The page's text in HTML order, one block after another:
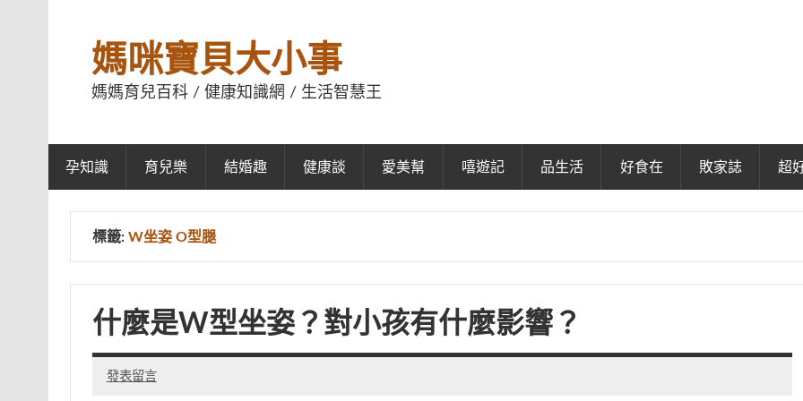
媽咪寶貝大小事
媽媽育兒百科 / 健康知識網 / 生活智慧王
孕知識 育兒樂 結婚趣 健康談 愛美幫 嘻遊記 品生活 好食在 敗家誌 超
標籤: W坐姿 O型腿
什麼是W型坐姿？對小孩有什麼影響？
發表留言